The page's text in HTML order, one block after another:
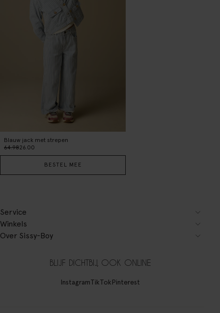
Blauw jack met strepen
64.9826.00
BESTEL MEE
Service
Winkels
Over Sissy-Boy
BLIJF DICHTBIJ, OOK ONLINE
InstagramTikTokPinterest